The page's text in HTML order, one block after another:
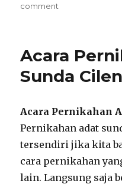
comment
B
Acara
Sunda
Acara Pernikahan
Pernikahan adat
tersendiri jika kita
cara pernikahan
lain. Langsung saja